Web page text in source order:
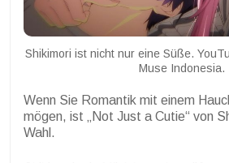
Shikimori ist nicht nur eine Süße.
Muse Indonesia.
Wenn Sie Romantik mit einem
mögen, ist „Not Just a Cutie“ von
Wahl.